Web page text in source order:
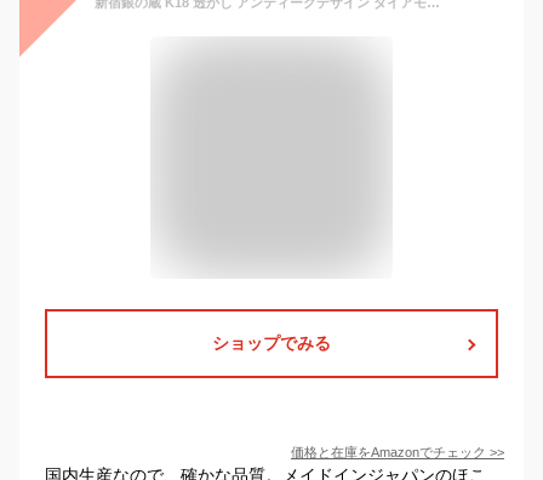
ショップでみる
価格と在庫をAmazonでチェック >>
国内生産なので、確かな品質。メイドインジャパンのほこ